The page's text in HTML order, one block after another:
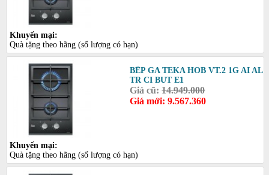
Khuyến mại:
Quà tặng theo hãng (số lượng có hạn)
BẾP GA TEKA HOB VT.2 1G AI AL
TR CI BUT E1
Giá cũ:14.949.000
Giá mới: 9.567.360
Khuyến mại:
Quà tặng theo hãng (số lượng có hạn)